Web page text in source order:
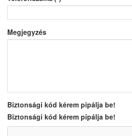
Megjegyzés
Biztonsági kód kérem pipálja be!
Biztonsági kód kérem pipálja be!